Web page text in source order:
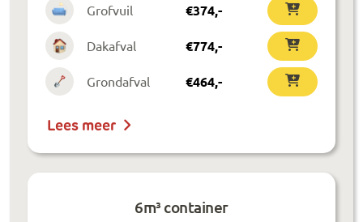
Grofvuil €374,-
Dakafval €774,-
Grondafval €464,-
Lees meer
6m³ container